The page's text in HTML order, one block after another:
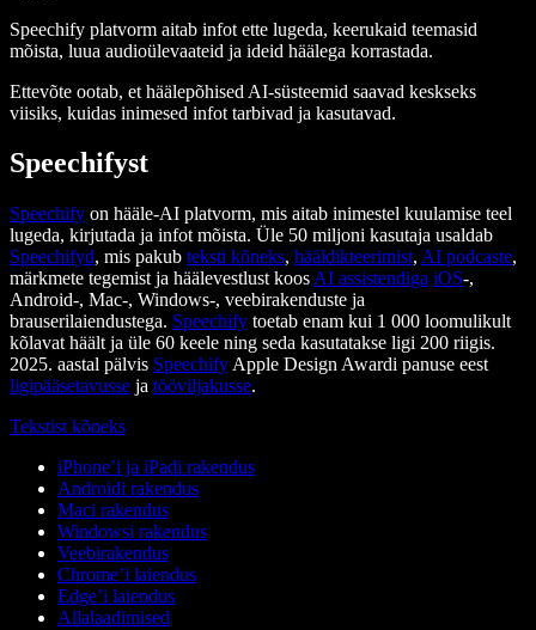
Speechify platvorm aitab infot ette lugeda, keerukaid teemasid
mõista, luua audioülevaateid ja ideid häälega korrastada.
Ettevõte ootab, et häälepõhised AI-süsteemid saavad keskseks
viisiks, kuidas inimesed infot tarbivad ja kasutavad.
Speechifyst
Speechify on hääle-AI platvorm, mis aitab inimestel kuulamise teel
lugeda, kirjutada ja infot mõista. Üle 50 miljoni kasutaja usaldab
Speechifyd, mis pakub teksti kõneks, hääldikteerimist, AI podcaste,
märkmete tegemist ja häälevestlust koos AI assistendiga iOS-,
Android-, Mac-, Windows-, veebirakenduste ja
brauserilaiendustega. Speechify toetab enam kui 1 000 loomulikult
kõlavat häält ja üle 60 keele ning seda kasutatakse ligi 200 riigis.
2025. aastal pälvis Speechify Apple Design Awardi panuse eest
ligipääsetavusse ja tööviljakusse.
Tekstist kõneks
iPhone’i ja iPadi rakendus
Androidi rakendus
Maci rakendus
Windowsi rakendus
Veebirakendus
Chrome’i laiendus
Edge’i laiendus
Allalaadimised